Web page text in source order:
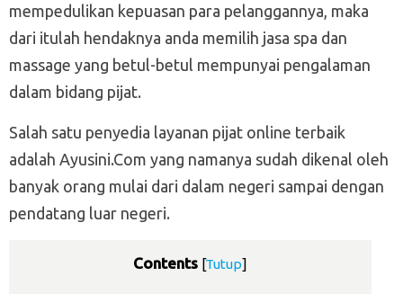
mempedulikan kepuasan para pelanggannya, maka
dari itulah hendaknya anda memilih jasa spa dan
massage yang betul-betul mempunyai pengalaman
dalam bidang pijat.
Salah satu penyedia layanan pijat online terbaik
adalah Ayusini.Com yang namanya sudah dikenal oleh
banyak orang mulai dari dalam negeri sampai dengan
pendatang luar negeri.
Contents [Tutup]